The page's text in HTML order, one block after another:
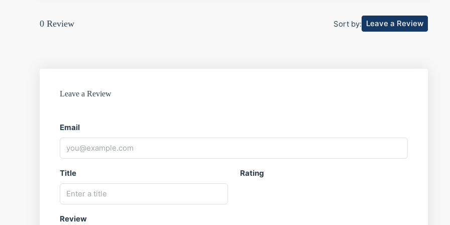
y Murcia te asesorará para que elijas la mejor opción según tus necesidades, presupuesto y objetivos de
inversión. Este ático en El Pinet es una oportunidad única que combina ubicación, calidad y una excelente
0 Review Sort by: Leave a Review
Leave a Review
Email
Title Rating
Review